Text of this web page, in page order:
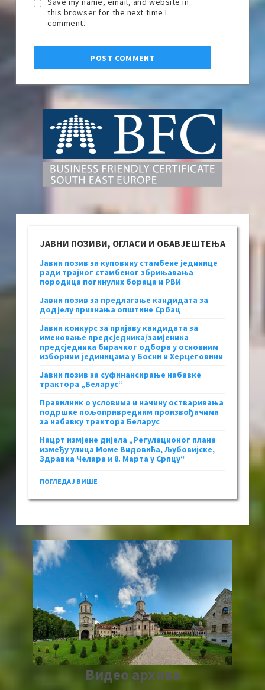
this browser for the next time I
comment.
ЈАВНИ ПОЗИВИ, ОГЛАСИ И ОБАВЈЕШТЕЊА
Јавни позив за куповину стамбене јединице
ради трајног стамбеног збрињавања
породица погинулих бораца и РВИ
Јавни позив за предлагање кандидата за
додјелу признања општине Србац
Јавни конкурс за пријаву кандидата за
именовање предсједника/замјеника
предсједника бирачког одбора у основним
изборним јединицама у Босни и Херцеговини
Јавни позив за суфинансирање набавке
трактора „Беларус“
Правилник о условима и начину остваривања
подршке пољопривредним произвођачима
за набавку трактора Беларус
Нацрт измјене дијела „Регулационог плана
између улица Моме Видовића, Љубовијске,
Здравка Челара и 8. Марта у Српцу“
ПОГЛЕДАЈ ВИШЕ
Видео архива